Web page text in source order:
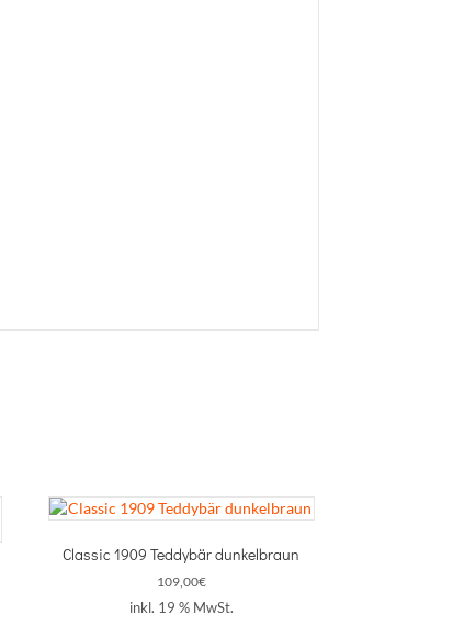
Classic 1909 Teddybär dunkelbraun
109,00€
inkl. 19 % MwSt.